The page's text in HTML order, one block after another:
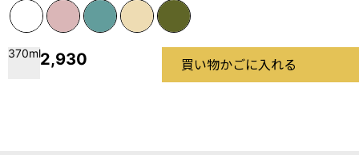
370ml2,930 買い物かごに入れる